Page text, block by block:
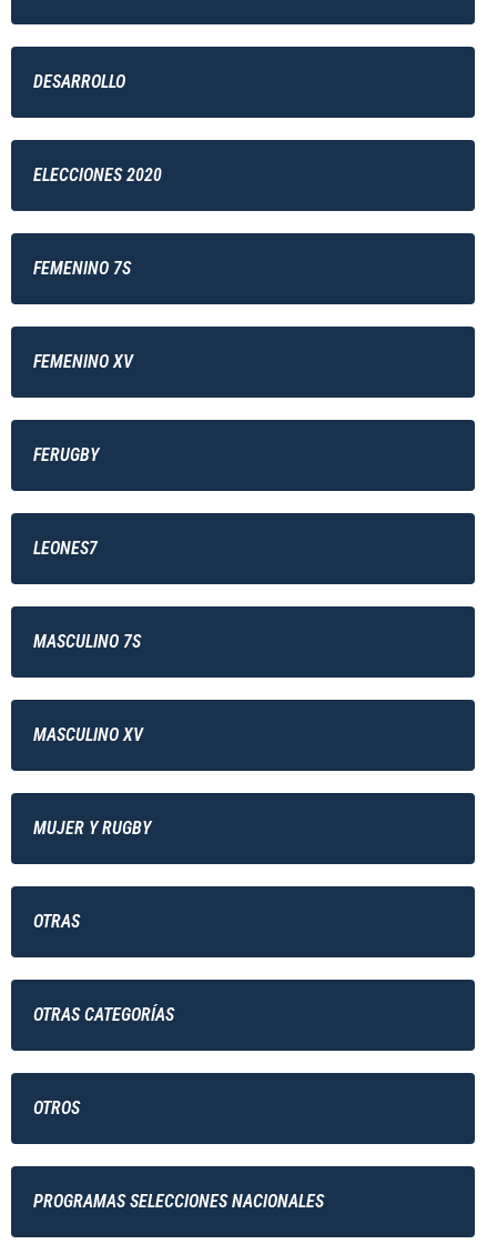
DESARROLLO
ELECCIONES 2020
FEMENINO 7S
FEMENINO XV
FERUGBY
LEONES7
MASCULINO 7S
MASCULINO XV
MUJER Y RUGBY
OTRAS
OTRAS CATEGORÍAS
OTROS
PROGRAMAS SELECCIONES NACIONALES